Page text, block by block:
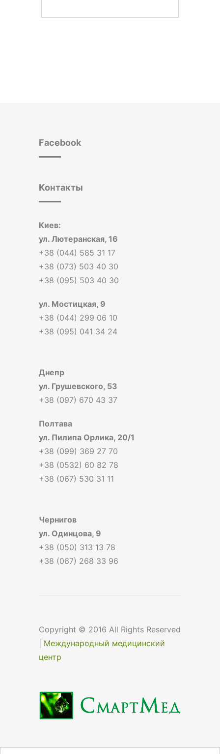
Facebook
Контакты
Киев:
ул. Лютеранская, 16
+38 (044) 585 31 17
+38 (073) 503 40 30
+38 (095) 503 40 30
ул. Мостицкая, 9
+38 (044) 299 06 10
+38 (095) 041 34 24
Днепр
ул. Грушевского, 53
+38 (097) 670 43 37
Полтава
ул. Пилипа Орлика, 20/1
+38 (099) 369 27 70
+38 (0532) 60 82 78
+38 (067) 530 31 11
Чернигов
ул. Одинцова, 9
+38 (050) 313 13 78
+38 (067) 268 33 96
Copyright © 2016 All Rights Reserved
Международный медицинский
центр